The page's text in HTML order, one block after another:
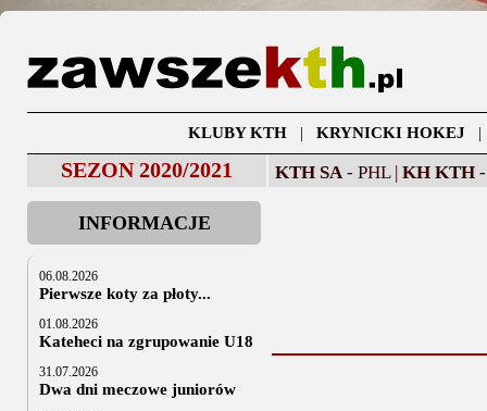
KLUBY KTH| KRYNICKI HOKEJ
SEZON 2020/2021 KTH SA - PHL | KH KTH
INFORMACJE
06.08.2026
Pierwsze koty za płoty...
01.08.2026
Kateheci na zgrupowanie U18
31.07.2026
Dwa dni meczowe juniorów